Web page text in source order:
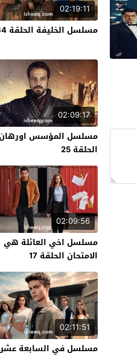
02:19:11
مسلسل الخليفة الحلقة 34
02:09:17
مسلسل المؤسس
الحلقة 25
02:09:56
مسلسل اخي العائلة هي
الامتحان الحلقة 17
02:11:51
مسلسل في السابعة عشر